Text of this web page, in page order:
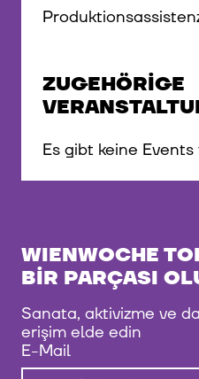
ZUGEHÖRIGE
Es gibt keine
WIENWOCHE
BIR PARÇASI
Sanata, aktivizme ve
erişim elde edin
E-Mail